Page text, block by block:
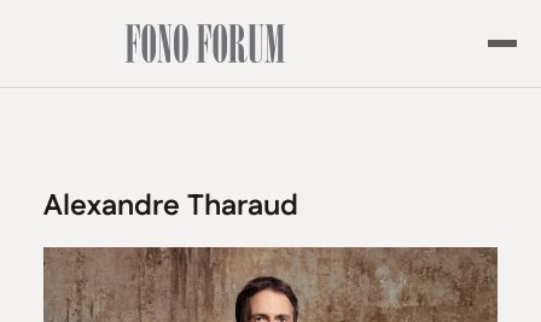
Alexandre Tharaud